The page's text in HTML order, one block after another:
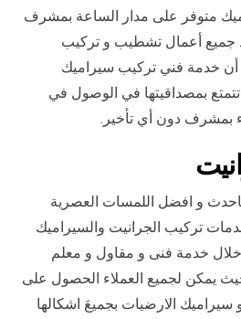
متوفر على مدار الساعة بمشرف
جميع أعمال تشطيب و تركيب
خدمة فني تركيب سيراميك
بمصداقيتها في الوصول في
بمشرف دون أي تأخير.
باحدث و افضل اللمسات العصرية
تركيب الجرانيت والسيراميك
خدمة فنى و مقاول و معلم
يمكن لجميع العملاء الحصول على
سيراميك الارضيات بجميعَ اشكالها